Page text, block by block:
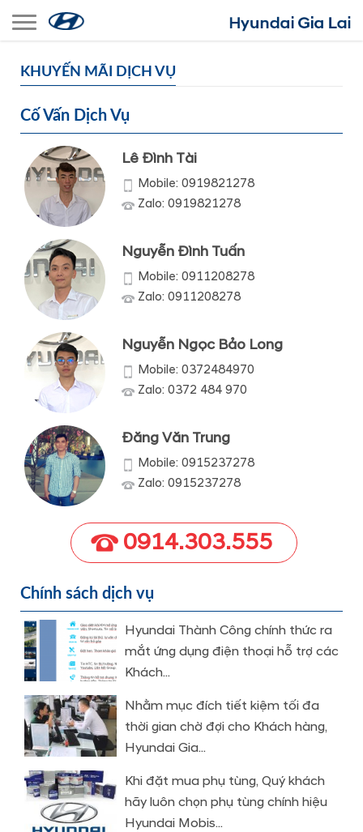
Toggle navigation
KHUYẾN MÃI DỊCH VỤ
Cố Vấn Dịch Vụ
Lê Đình Tài
Mobile: 0919821278
Zalo: 0919821278
Nguyễn Đình Tuấn
Mobile: 0911208278
Zalo: 0911208278
Nguyễn Ngọc Bảo Long
Mobile: 0372484970
Zalo: 0372 484 970
Đăng Văn Trung
Mobile: 0915237278
Zalo: 0915237278
0914.303.555
Chính sách dịch vụ
Hyundai Thành Công chính thức ra
mắt ứng dụng điện thoại hỗ trợ các
Khách...
Nhằm mục đích tiết kiệm tối đa
thời gian chờ đợi cho Khách hàng,
Hyundai Gia...
Khi đặt mua phụ tùng, Quý khách
hãy luôn chọn phụ tùng chính hiệu
Hyundai Mobis...